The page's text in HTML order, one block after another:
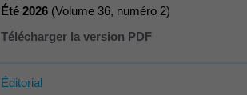
Été 2026 (Volume 36, numéro 2)
Télécharger la version PDF
Éditorial